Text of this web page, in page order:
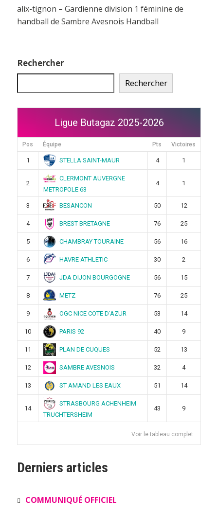
alix-tignon – Gardienne division 1 féminine de
handball de Sambre Avesnois Handball
Rechercher
Rechercher
Ligue Butagaz 2025-2026
Pos Équipe Pts Victoires
1 STELLA SAINT-MAUR 4 1
2
CLERMONT AUVERGNE
METROPOLE 63
4 1
3 BESANCON 50 12
4 BREST BRETAGNE 76 25
5 CHAMBRAY TOURAINE 56 16
6 HAVRE ATHLETIC 30 2
7 JDA DIJON BOURGOGNE 56 15
8 METZ 76 25
9 OGC NICE COTE D’AZUR 53 14
10 PARIS 92 40 9
11 PLAN DE CUQUES 52 13
12 SAMBRE AVESNOIS 32 4
13 ST AMAND LES EAUX 51 14
14
STRASBOURG ACHENHEIM
TRUCHTERSHEIM
43 9
Voir le tableau complet
Derniers articles
COMMUNIQUÉ OFFICIEL